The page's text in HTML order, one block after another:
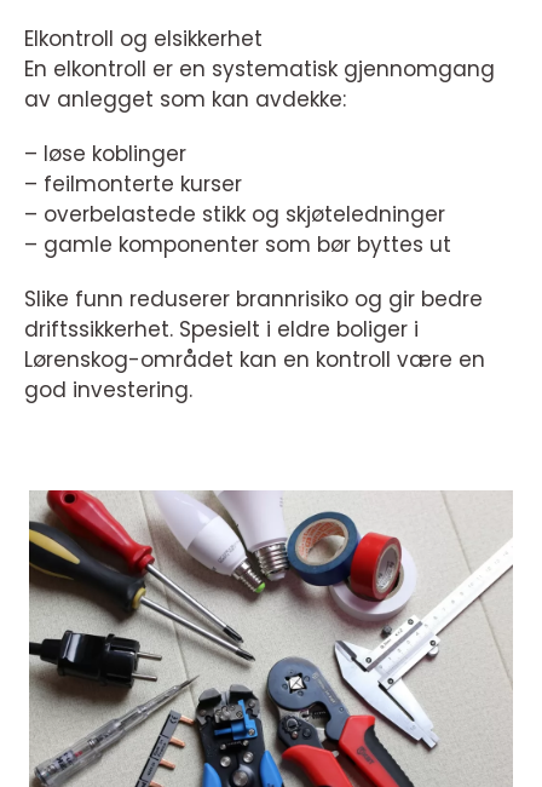
Elkontroll og elsikkerhet
En elkontroll er en systematisk gjennomgang
av anlegget som kan avdekke:
– løse koblinger
– feilmonterte kurser
– overbelastede stikk og skjøteledninger
– gamle komponenter som bør byttes ut
Slike funn reduserer brannrisiko og gir bedre
driftssikkerhet. Spesielt i eldre boliger i
Lørenskog-området kan en kontroll være en
god investering.